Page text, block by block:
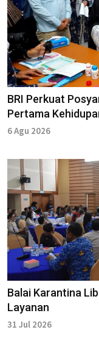
BRI Perkuat
Pertama
6 Agu 2026
Balai Karantina
Layanan
31 Jul 2026